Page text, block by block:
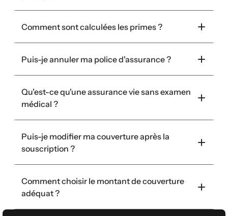
Comment sont calculées les primes ?
Puis-je annuler ma police d'assurance ?
Qu'est-ce qu'une assurance vie sans examen
médical ?
Puis-je modifier ma couverture après la
souscription ?
Comment choisir le montant de couverture
adéquat ?